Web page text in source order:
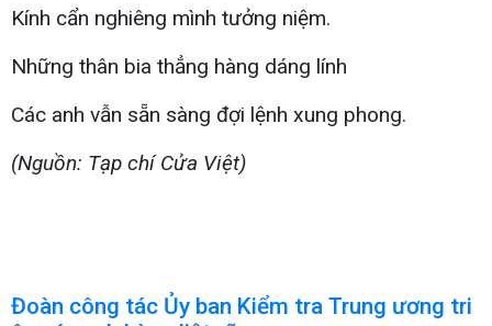
Kính cẩn nghiêng mình tưởng niệm.
Những thân bia thẳng hàng dáng lính
Các anh vẫn sẵn sàng đợi lệnh xung phong.
(Nguồn: Tạp chí Cửa Việt)
Đoàn công tác Ủy ban Kiểm tra Trung ương tri